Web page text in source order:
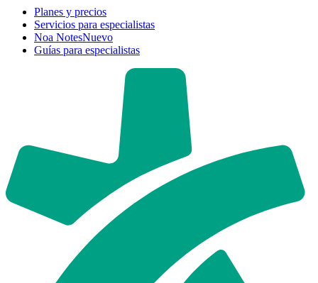
Planes y precios
Servicios para especialistas
Noa NotesNuevo
Guías para especialistas